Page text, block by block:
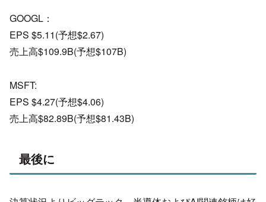
GOOGL：
EPS $5.11(予想$2.67)
売上高$109.9B(予想$107B)
MSFT:
EPS $4.27(予想$4.06)
売上高$82.89B(予想$81.43B)
最後に